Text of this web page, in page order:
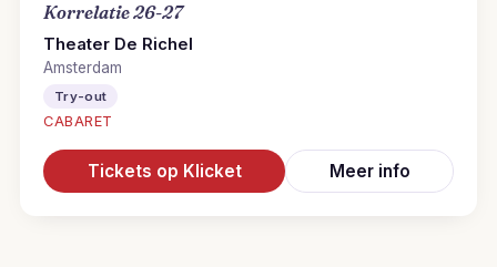
Korrelatie 26-27
Theater De Richel
Amsterdam
Try-out
CABARET
Tickets op Klicket Meer info